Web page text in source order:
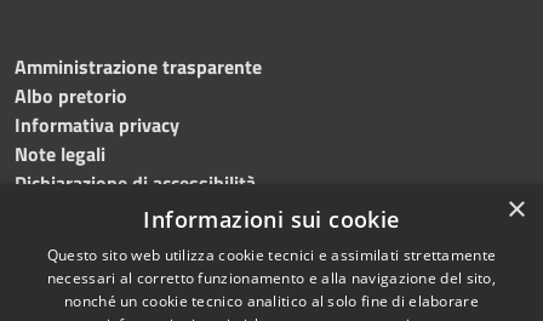
Amministrazione trasparente
Albo pretorio
Informativa privacy
Note legali
Dichiarazione di accessibilità
Copyright © 2024, Comune
×
Informazioni sui cookie
Questo sito web utilizza cookie tecnici e assimilati strettamente
necessari al corretto funzionamento e alla navigazione del sito,
nonché un cookie tecnico analitico al solo fine di elaborare